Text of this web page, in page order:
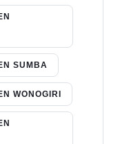
SUMBA
WONOGIRI